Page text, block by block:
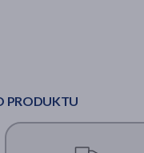
PRODUKTU